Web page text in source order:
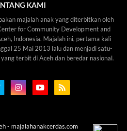
KAMI
majalah anak yang diterbitkan oleh
for Community Development and
Indonesia. Majalah ini, pertama kali
25 Mai 2013 lalu dan menjadi satu-
terbit di Aceh dan beredar nasional.
- majalahanakcerdas.com